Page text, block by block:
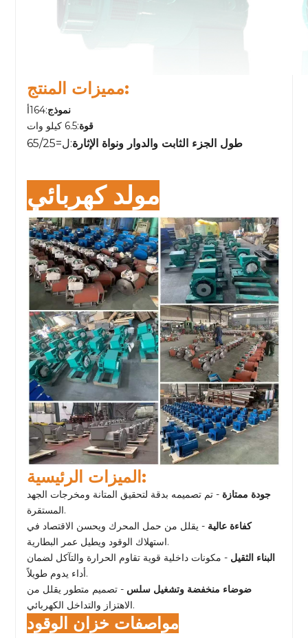
مميزات المنتج:
نموذج:164أ
قوة:6.5 كيلو وات
طول الجزء الثابت والدوار ونواة الإثارة:ل=65/25
مولد كهربائي
الميزات الرئيسية:
جودة ممتازة - تم تصميمه بدقة لتحقيق المتانة ومخرجات الجهد
المستقرة.
كفاءة عالية - يقلل من حمل المحرك ويحسن الاقتصاد في
استهلاك الوقود ويطيل عمر البطارية.
البناء الثقيل - مكونات داخلية قوية تقاوم الحرارة والتآكل لضمان
أداء يدوم طويلاً.
ضوضاء منخفضة وتشغيل سلس - تصميم متطور يقلل من
الاهتزاز والتداخل الكهربائي.
مواصفات خزان الوقود